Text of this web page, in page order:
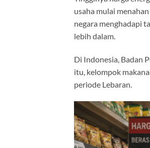
usaha mulai
negara menghadapi
lebih dalam.
Di Indonesia, Badan
itu, kelompok
periode Lebaran.